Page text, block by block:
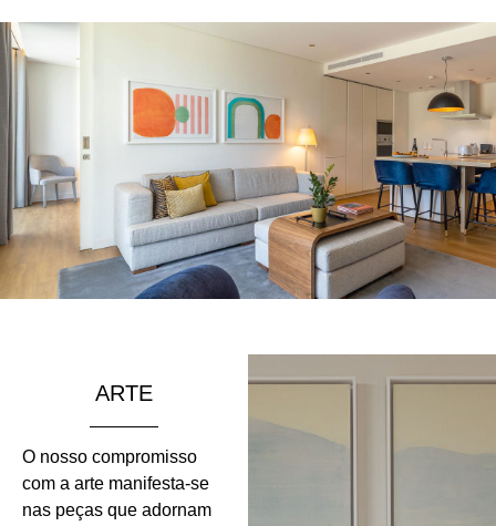
ARTE
O nosso compromisso
com a arte manifesta-se
nas peças que adornam